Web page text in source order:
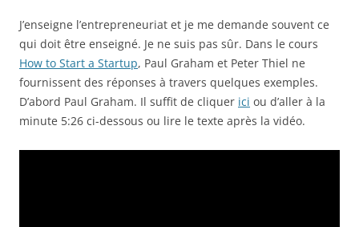
J’enseigne l’entrepreneuriat et je me demande souvent ce
qui doit être enseigné. Je ne suis pas sûr. Dans le cours
How to Start a Startup, Paul Graham et Peter Thiel ne
fournissent des réponses à travers quelques exemples.
D’abord Paul Graham. Il suffit de cliquer ici ou d’aller à la
minute 5:26 ci-dessous ou lire le texte après la vidéo.